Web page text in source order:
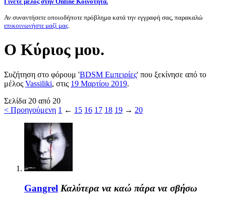
Αν συναντήσετε οποιοδήποτε πρόβλημα κατά την εγγραφή σας, παρακαλώ
επικοινωνήστε μαζί μας.
Ο Κύριος μου.
Συζήτηση στο φόρουμ 'BDSM Εμπειρίες' που ξεκίνησε από το
μέλος Vassiliki, στις 19 Μαρτίου 2019.
Σελίδα 20 από 20
< Προηγούμενη 1 ← 15 16 17 18 19 → 20
Gangrel Καλύτερα να καώ πάρα να σβήσω